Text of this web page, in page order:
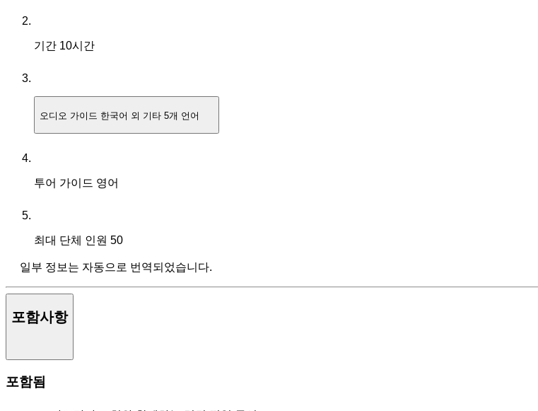
기간 10시간
오디오 가이드 한국어 외 기타 5개 언어
투어 가이드 영어
최대 단체 인원 50
일부 정보는 자동으로 번역되었습니다.
포함사항
포함됨